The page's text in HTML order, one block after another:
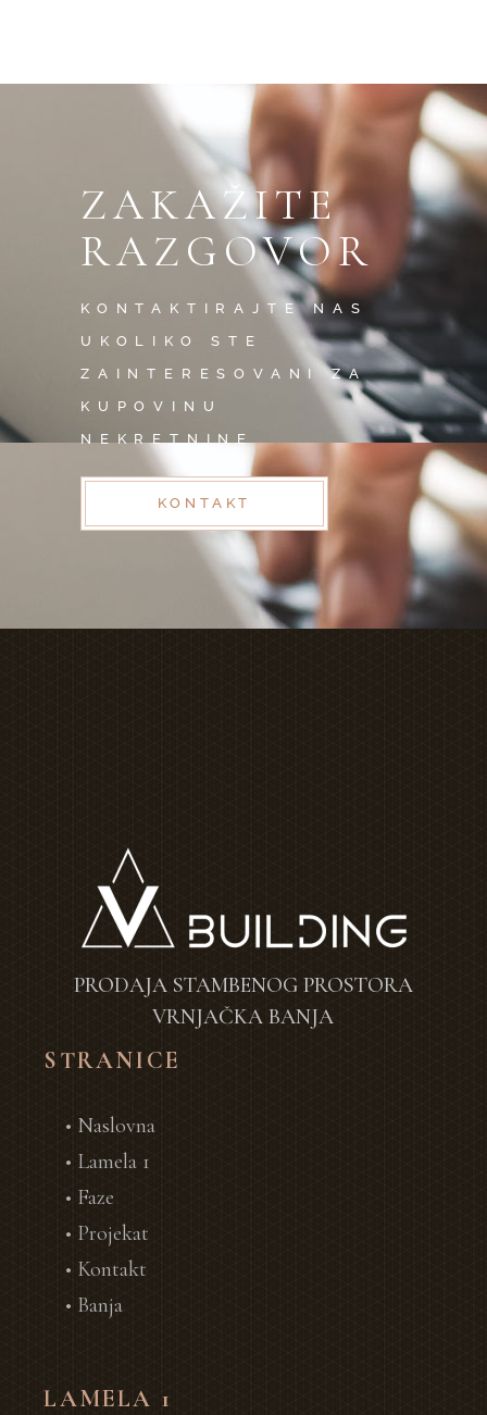
ZAKAŽITE
RAZGOVOR
KONTAKTIRAJTE NAS
UKOLIKO STE
ZAINTERESOVANI ZA
KUPOVINU
NEKRETNINE
KONTAKT
PRODAJA STAMBENOG PROSTORA
VRNJAČKA BANJA
STRANICE
• Naslovna
• Lamela 1
• Faze
• Projekat
• Kontakt
• Banja
LAMELA 1